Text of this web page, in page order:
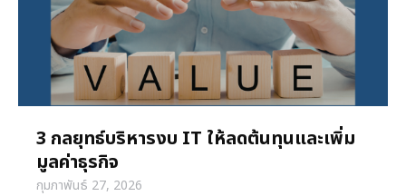
3 กลยุทธ์บริหารงบ IT ให้ลดต้นทุนและเพิ่ม
มูลค่าธุรกิจ
กุมภาพันธ์ 27, 2026